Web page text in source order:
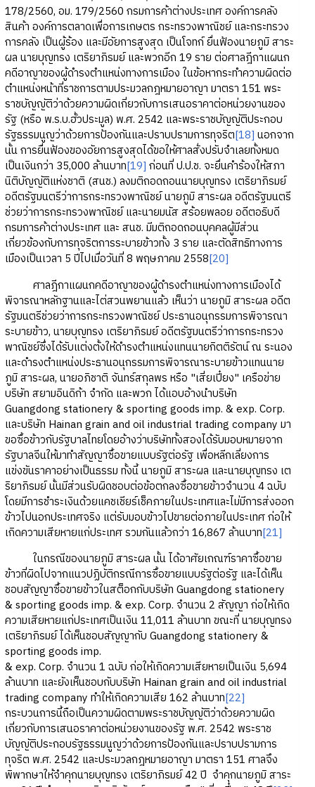
178/2560, อม. 179/2560 กรมการค้าต่างประเทศ องค์การคลัง
สินค้า องค์การตลาดเพื่อการเกษตร กระทรวงพาณิชย์ และกระทรวง
การคลัง เป็นผู้ร้อง และมีอัยการสูงสุด เป็นโจทก์ ยื่นฟ้องนายภูมิ สาระ
ผล นายบุญทรง เตริยาภิรมย์ และพวกอีก 19 ราย ต่อศาลฎีกาแผนก
คดีอาญาของผู้ดำรงตำแหน่งทางการเมือง ในข้อหากระทำความผิดต่อ
ตำแหน่งหน้าที่ราชการตามประมวลกฎหมายอาญา มาตรา 151 พระ
ราชบัญญัติว่าด้วยความผิดเกี่ยวกับการเสนอราคาต่อหน่วยงานของ
รัฐ (หรือ พ.ร.บ.ฮั้วประมูล) พ.ศ. 2542 และพระราชบัญญัติประกอบ
รัฐธรรมนูญว่าด้วยการป้องกันและปราบปรามการทุจริต[18] นอกจาก
นั้น การยื่นฟ้องของอัยการสูงสุดได้ขอให้ศาลสั่งปรับจำเลยทั้งหมด
เป็นเงินกว่า 35,000 ล้านบาท[19] ก่อนที่ ป.ป.ช. จะยื่นคำร้องให้สภา
นิติบัญญัติแห่งชาติ (สนช.) ลงมติถอดถอนนายบุญทรง เตริยาภิรมย์
อดีตรัฐมนตรีว่าการกระทรวงพาณิชย์ นายภูมิ สาระผล อดีตรัฐมนตรี
ช่วยว่าการกระทรวงพาณิชย์ และนายมนัส สร้อยพลอย อดีตอธิบดี
กรมการค้าต่างประเทศ และ สนช. มีมติถอดถอนบุคคลผู้มีส่วน
เกี่ยวข้องกับการทุจริตการระบายข้าวทั้ง 3 ราย และตัดสิทธิทางการ
เมืองเป็นเวลา 5 ปีไปเมื่อวันที่ 8 พฤษภาคม 2558[20]
ศาลฎีกาแผนกคดีอาญาของผู้ดำรงตำแหน่งทางการเมืองได้
พิจารณาหลักฐานและไต่สวนพยานแล้ว เห็นว่า นายภูมิ สาระผล อดีต
รัฐมนตรีช่วยว่าการกระทรวงพาณิชย์ ประธานอนุกรรมการพิจารณา
ระบายข้าว, นายบุญทรง เตริยาภิรมย์ อดีตรัฐมนตรีว่าการกระทรวง
พาณิชย์ซึ่งได้รับแต่งตั้งให้ดำรงตำแหน่งแทนนายกิตติรัตน์ ณ ระนอง
และดำรงตำแหน่งประธานอนุกรรมการพิจารณาระบายข้าวแทนนาย
ภูมิ สาระผล, นายอภิชาติ จันทร์สกุลพร หรือ "เสี่ยเปี๋ยง" เครือข่าย
บริษัท สยามอินดิก้า จำกัด และพวก ได้แอบอ้างนำบริษัท
Guangdong stationery & sporting goods imp. & exp. Corp.
และบริษัท Hainan grain and oil industrial trading company มา
ขอซื้อข้าวกับรัฐบาลไทยโดยอ้างว่าบริษัททั้งสองได้รับมอบหมายจาก
รัฐบาลจีนให้มาทำสัญญาซื้อขายแบบรัฐต่อรัฐ เพื่อหลีกเลี่ยงการ
แข่งขันราคาอย่างเป็นธรรม ทั้งนี้ นายภูมิ สาระผล และนายบุญทรง เต
ริยาภิรมย์ นั้นมีส่วนรับผิดชอบต่อข้อตกลงซื้อขายข้าวจำนวน 4 ฉบับ
โดยมีการชำระเงินด้วยแคชเชียร์เช็คภายในประเทศและไม่มีการส่งออก
ข้าวไปนอกประเทศจริง แต่รับมอบข้าวไปขายต่อภายในประเทศ ก่อให้
เกิดความเสียหายแก่ประเทศ รวมกันแล้วกว่า 16,867 ล้านบาท[21]
ในกรณีของนายภูมิ สาระผล นั้น ได้อาศัยเกณฑ์ราคาซื้อขาย
ข้าวที่ผิดไปจากแนวปฏิบัติกรณีการซื้อขายแบบรัฐต่อรัฐ และได้เห็น
ชอบสัญญาซื้อขายข้าวในสต็อกกับบริษัท Guangdong stationery
& sporting goods imp. & exp. Corp. จำนวน 2 สัญญา ก่อให้เกิด
ความเสียหายแก่ประเทศเป็นเงิน 11,011 ล้านบาท ขณะที่ นายบุญทรง
เตริยาภิรมย์ ได้เห็นชอบสัญญากับ Guangdong stationery &
sporting goods imp.
& exp. Corp. จำนวน 1 ฉบับ ก่อให้เกิดความเสียหายเป็นเงิน 5,694
ล้านบาท และยังเห็นชอบกับบริษัท Hainan grain and oil industrial
trading company ทำให้เกิดความเสีย 162 ล้านบาท[22]
กระบวนการนี้ถือเป็นความผิดตามพระราชบัญญัติว่าด้วยความผิด
เกี่ยวกับการเสนอราคาต่อหน่วยงานของรัฐ พ.ศ. 2542 พระราช
บัญญัติประกอบรัฐธรรมนูญว่าด้วยการป้องกันและปราบปรามการ
ทุจริต พ.ศ. 2542 และประมวลกฎหมายอาญา มาตรา 151 ศาลจึง
พิพากษาให้จำคุกนายบุญทรง เตริยาภิรมย์ 42 ปี จำคุกนายภูมิ สาระ